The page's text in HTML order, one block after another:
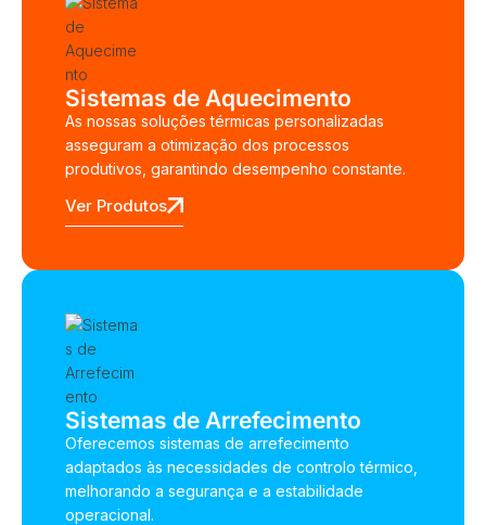
Sistemas de Aquecimento
As nossas soluções térmicas personalizadas
asseguram a otimização dos processos
produtivos, garantindo desempenho constante.
Ver Produtos
Sistemas de Arrefecimento
Oferecemos sistemas de arrefecimento
adaptados às necessidades de controlo térmico,
melhorando a segurança e a estabilidade
operacional.